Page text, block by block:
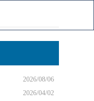
2026/08/06
2026/04/02